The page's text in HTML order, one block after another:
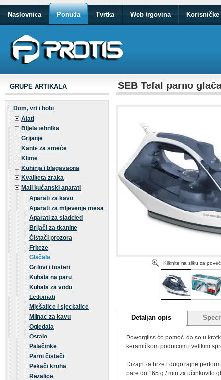
Naslovnica Ponuda Tvrtka Web trgovina Korisničke
GRUPE ARTIKALA
Dom, vrt i hobi
Alati
Bijela tehnika
Grijanje
Kante za smeće
Klime
Kuhinja i blagavaona
Kvaliteta zraka
Mali kućanski aparati
Aparati za kavu
Aparati za mljevenje mesa
Aparati za sladoled
Brijači za tkanine
Čistači prozora
Friteze
Glačala
Grilovi i tosteri
Kuhala na paru
Kuhala za vodu
Ledomati
Mješalice i sjeckalice
Mlinac za kavu
Ogledala
Ostalo
Palačinke
Parni čistači
Pekači kruha
Rezalice
SEB Tefal parno
Kliknite na sliku za
Detaljan opis
Powergliss će pomoći da se u
keramičkom podnicom i velikim
Dizajn za brze i dugotrajne
pare do 165 g / min za učinkovito